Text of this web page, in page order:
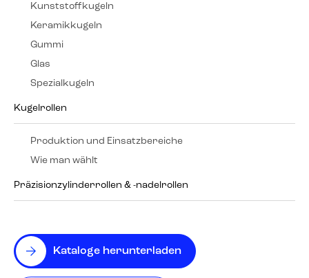
Kataloge herunterladen
Kunststoffkugeln
Keramikkugeln
Gummi
Glas
Spezialkugeln
Kugelrollen
Produktion und Einsatzbereiche
Wie man wählt
Präzisionzylinderrollen & -nadelrollen